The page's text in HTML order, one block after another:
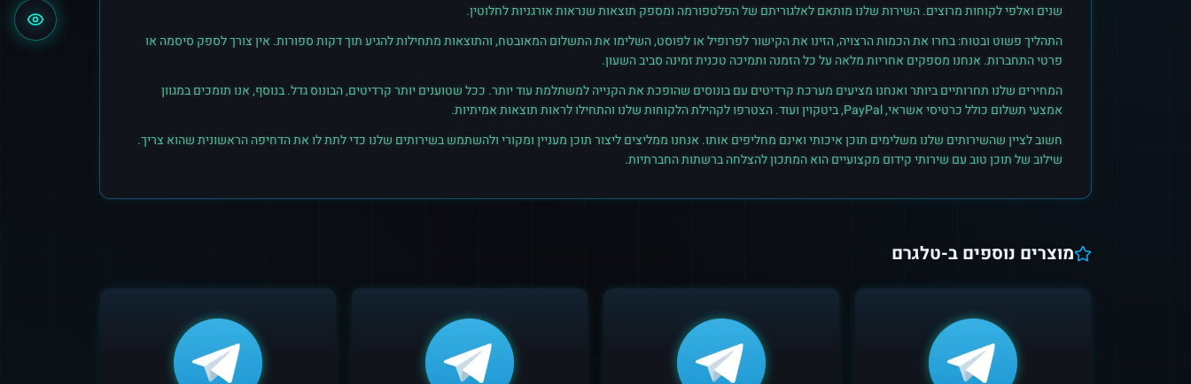
שנים ואלפי לקוחות מרוצים. השירות שלנו מותאם לאלגוריתם של הפלטפורמה ומספק תוצאות שנראות אורגניות לחלוטין.
התהליך פשוט ובטוח: בחרו את הכמות הרצויה, הזינו את הקישור לפרופיל או לפוסט, השלימו את התשלום המאובטח, והתוצאות מתחילות להגיע תוך דקות ספורות. אין צורך לספק סיסמה או
פרטי התחברות. אנחנו מספקים אחריות מלאה על כל הזמנה ותמיכה טכנית זמינה סביב השעון.
המחירים שלנו תחרותיים ביותר ואנחנו מציעים מערכת קרדיטים עם בונוסים שהופכת את הקנייה למשתלמת עוד יותר. ככל שטוענים יותר קרדיטים, הבונוס גדל. בנוסף, אנו תומכים במגוון
אמצעי תשלום כולל כרטיסי אשראי, PayPal, ביטקוין ועוד. הצטרפו לקהילת הלקוחות שלנו והתחילו לראות תוצאות אמיתיות.
חשוב לציין שהשירותים שלנו משלימים תוכן איכותי ואינם מחליפים אותו. אנחנו ממליצים ליצור תוכן מעניין ומקורי ולהשתמש בשירותים שלנו כדי לתת לו את הדחיפה הראשונית שהוא צריך.
שילוב של תוכן טוב עם שירותי קידום מקצועיים הוא המתכון להצלחה ברשתות החברתיות.
מוצרים נוספים ב-טלגרם